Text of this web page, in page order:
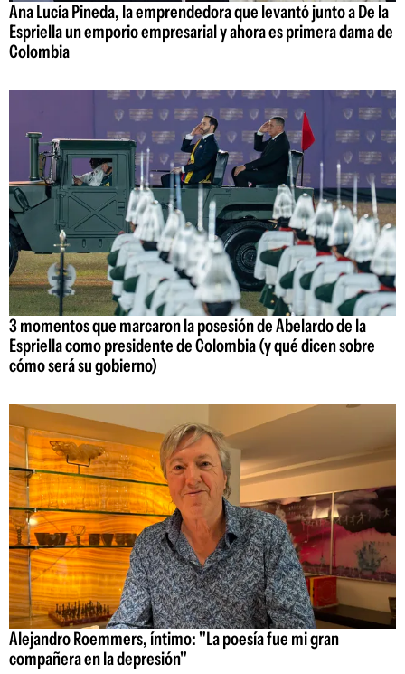
Ana Lucía Pineda, la emprendedora que levantó junto a De la
Espriella un emporio empresarial y ahora es primera dama de
Colombia
3 momentos que marcaron la posesión de Abelardo de la
Espriella como presidente de Colombia (y qué dicen sobre
cómo será su gobierno)
Alejandro Roemmers, íntimo: "La poesía fue mi gran
compañera en la depresión"